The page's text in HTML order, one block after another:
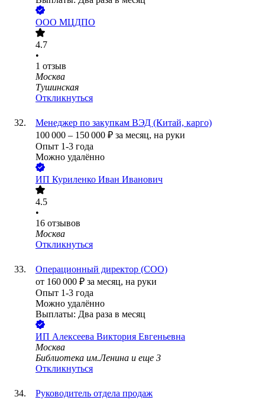
ООО МЦДПО
4.7
•
1 отзыв
Москва
Тушинская
Откликнуться
Менеджер по закупкам ВЭД (Китай, карго)
100 000 – 150 000 ₽ за месяц, на руки
Опыт 1-3 года
Можно удалённо
ИП Куриленко Иван Иванович
4.5
•
16 отзывов
Москва
Откликнуться
Операционный директор (COO)
от 160 000 ₽ за месяц, на руки
Опыт 1-3 года
Можно удалённо
Выплаты: Два раза в месяц
ИП Алексеева Виктория Евгеньевна
Москва
Библиотека им.Ленина и еще 3
Откликнуться
Руководитель отдела продаж